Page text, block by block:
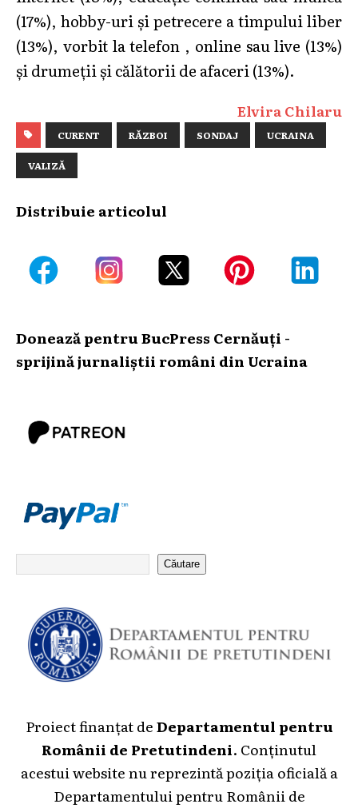
(17%), hobby-uri și petrecere a timpului liber
(13%), vorbit la telefon , online sau live (13%)
și drumeții și călătorii de afaceri (13%).
Elvira Chilaru
CURENT RĂZBOI SONDAJ UCRAINA
VALIZĂ
Distribuie articolul
Donează pentru BucPress Cernăuți -
sprijină jurnaliștii români din Ucraina
Căutare
Proiect finanțat deDepartamentul pentru
Românii de Pretutindeni. Conținutul
acestui website nu reprezintă poziția oficială a
Departamentului pentru Românii de